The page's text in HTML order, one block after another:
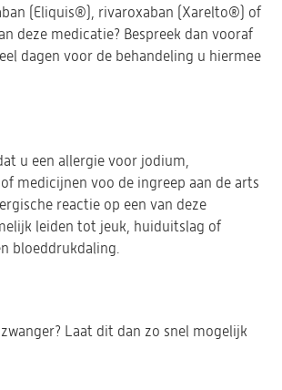
(Eliquis®), rivaroxaban (Xarelto®) of
deze medicatie? Bespreek dan vooraf
dagen voor de behandeling u hiermee
u een allergie voor jodium,
medicijnen voo de ingreep aan de arts
reactie op een van deze
leiden tot jeuk, huiduitslag of
bloeddrukdaling.
Laat dit dan zo snel mogelijk